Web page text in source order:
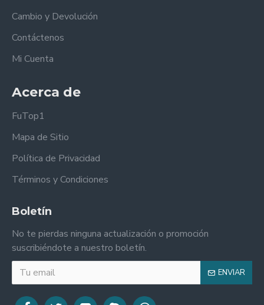
Cambio y Devolución
Contáctenos
Mi Cuenta
Acerca de
FuTop1
Mapa de Sitio
Política de Privacidad
Términos y Condiciones
Boletín
No te pierdas ninguna actualización o promoción
suscribiéndote a nuestro boletín.
ENVIAR